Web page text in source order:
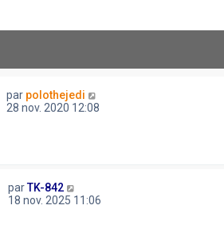
par polothejedi
28 nov. 2020 12:08
parTK-842
18 nov. 2025 11:06